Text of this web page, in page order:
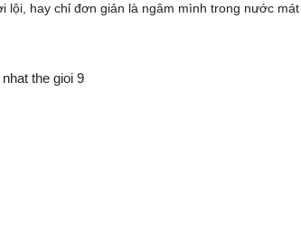
hay chỉ đơn giản là ngâm mình trong nước mát